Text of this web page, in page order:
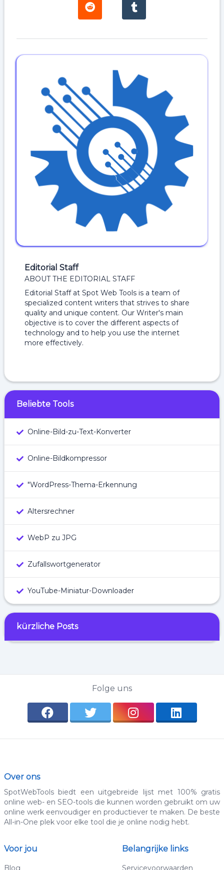
Editorial Staff
ABOUT THE EDITORIAL STAFF
Editorial Staff at Spot Web Tools is a team of
specialized content writers that strives to share
quality and unique content. Our Writer's main
objective is to cover the different aspects of
technology and to help you use the internet
more effectively.
Beliebte Tools
Online-Bild-zu-Text-Konverter
Online-Bildkompressor
"WordPress-Thema-Erkennung
Altersrechner
WebP zu JPG
Zufallswortgenerator
YouTube-Miniatur-Downloader
kürzliche Posts
Folge uns
Over ons
SpotWebTools biedt een uitgebreide lijst met 100% gratis
online web- en SEO-tools die kunnen worden gebruikt om uw
online werk eenvoudiger en productiever te maken. De beste
All-in-One plek voor elke tool die je online nodig hebt.
Voor jou
Blog
Belangrijke links
Servicevoorwaarden